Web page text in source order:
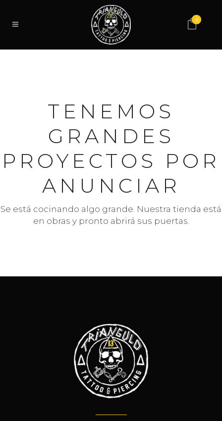
0
TENEMOS
GRANDES
PROYECTOS POR
ANUNCIAR
Se está cocinando algo grande. Nuestra tienda está
en obras y pronto abrirá sus puertas.